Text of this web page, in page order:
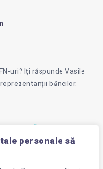
personale să
uri? Iți răspunde Vasile
băncilor.